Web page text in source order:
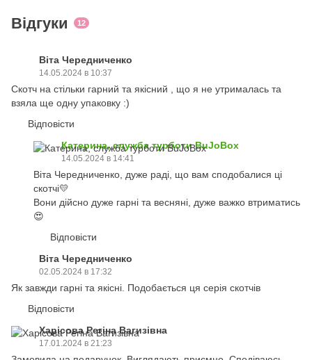
Відгуки 12
Віта Чередниченко
14.05.2024 в 10:37
Скотч на стільки гарний та якісний , що я не утрималась та
взяла ще одну упаковку :)
Відповісти
Катерина, служба турботи BuJoBox
14.05.2024 в 14:41
Віта Чередниченко, дуже раді, що вам сподобалися ці
скотчі💛
Вони дійсно дуже гарні та весняні, дуже важко втриматись
😍
Відповісти
Віта Чередниченко
02.05.2024 в 17:32
Як завжди гарні та якісні. Подобається ця серія скотчів
Відповісти
Харісова Регіна Вагизівна
17.01.2024 в 21:23